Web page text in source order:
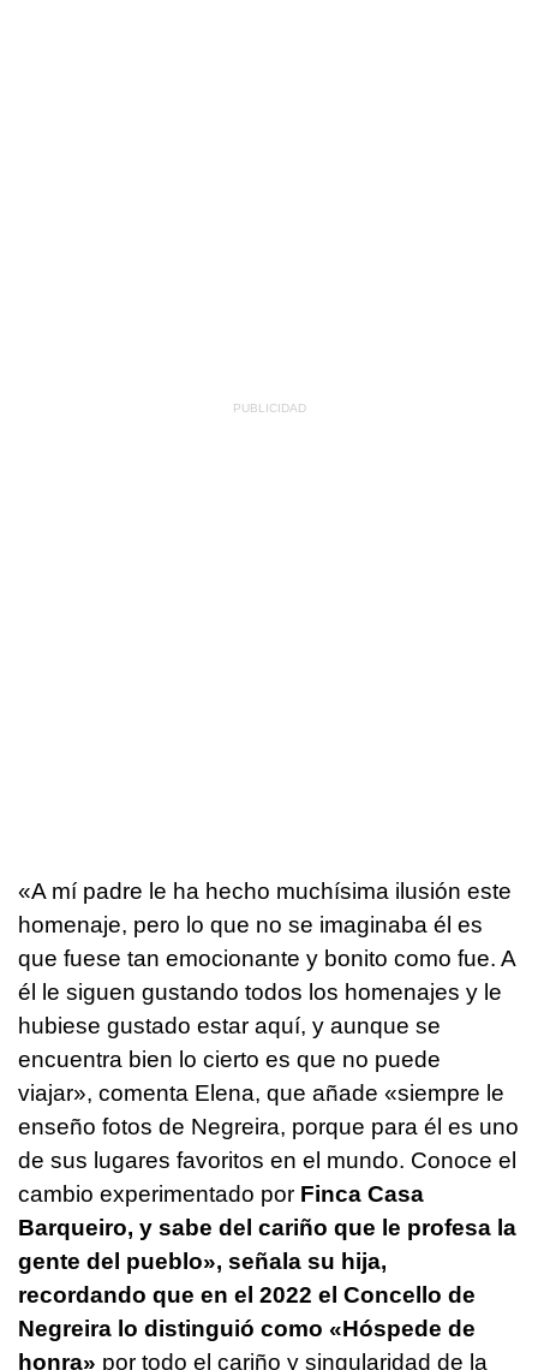
«A mí padre le ha hecho muchísima ilusión este
homenaje, pero lo que no se imaginaba él es
que fuese tan emocionante y bonito como fue. A
él le siguen gustando todos los homenajes y le
hubiese gustado estar aquí, y aunque se
encuentra bien lo cierto es que no puede
viajar», comenta Elena, que añade «siempre le
enseño fotos de Negreira, porque para él es uno
de sus lugares favoritos en el mundo. Conoce el
cambio experimentado por Finca Casa
Barqueiro, y sabe del cariño que le profesa la
gente del pueblo», señala su hija,
recordando que en el 2022 el Concello de
Negreira lo distinguió como «Hóspede de
honra» por todo el cariño y singularidad de la